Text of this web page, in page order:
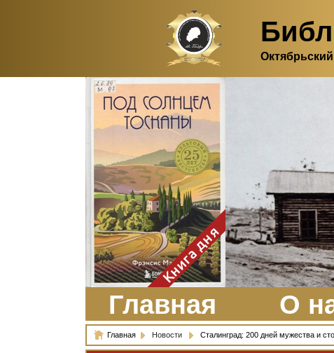
Здесь, в своем
итальянском доме, я вновь
испытала первичную
радость единения с
природой. Дом открыт
для бабочек, стрекоз, пчёл
или всех, кто пожелает
влететь в одно окно и
вылететь из другого. Едим
мы почти всегда во
дворе. Во мне настолько
возродился здравый
смысл моей матери -
умение наслаждаться
настоящим и не спешить, -
что даже нашлось время
отполировать до блеска
оконное стекло.
ЗаказатьКнига дня
Главная О
Главная Новости Сталинград: 200 дней мужества и